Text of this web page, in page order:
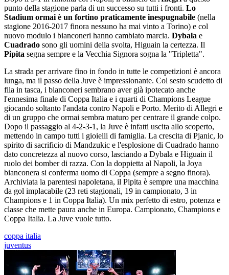
punto della stagione parla di un successo su tutti i fronti. Lo
Stadium ormai è un fortino praticamente inespugnabile (nella
stagione 2016-2017 finora nessuno ha mai vinto a Torino) e col
nuovo modulo i bianconeri hanno cambiato marcia. Dybala e
Cuadrado sono gli uomini della svolta, Higuain la certezza. Il
Pipita segna sempre e la Vecchia Signora sogna la "Tripletta".
La strada per arrivare fino in fondo in tutte le competizioni è ancora
lunga, ma il passo della Juve è impressionante. Col sesto scudetto di
fila in tasca, i bianconeri sembrano aver già ipotecato anche
l'ennesima finale di Coppa Italia e i quarti di Champions League
giocando soltanto l'andata contro Napoli e Porto. Merito di Allegri e
di un gruppo che ormai sembra maturo per centrare il grande colpo.
Dopo il passaggio al 4-2-3-1, la Juve è infatti uscita allo scoperto,
mettendo in campo tutti i gioielli di famiglia. La crescita di Pjanic, lo
spirito di sacrificio di Mandzukic e l'esplosione di Cuadrado hanno
dato concretezza al nuovo corso, lasciando a Dybala e Higuain il
ruolo dei bomber di razza. Con la doppietta al Napoli, la Joya
bianconera si conferma uomo di Coppa (sempre a segno finora).
Archiviata la parentesi napoletana, il Pipita è sempre una macchina
da gol implacabile (23 reti stagionali, 19 in campionato, 3 in
Champions e 1 in Coppa Italia). Un mix perfetto di estro, potenza e
classe che mette paura anche in Europa. Campionato, Champions e
Coppa Italia. La Juve vuole tutto.
coppa italia
juventus